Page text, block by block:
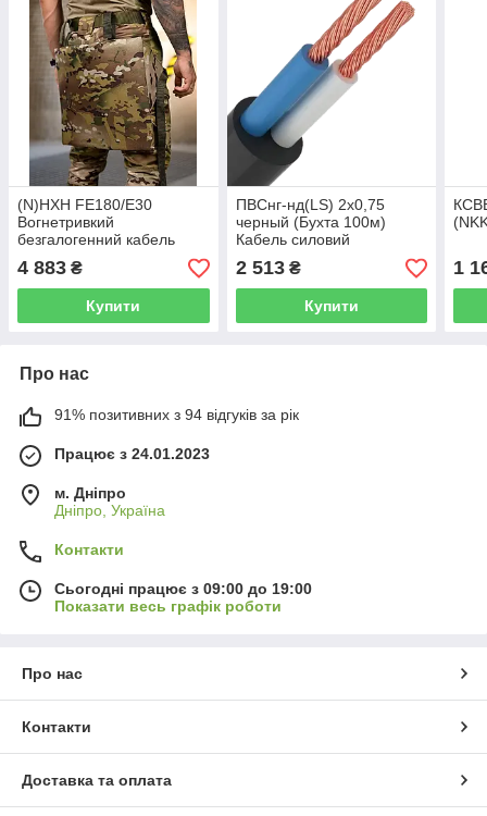
(N)HXH FE180/E30
Вогнетривкий
безгалогенний кабель
3x1,5 0,66/1kV 100м
4 883 ₴
Купити
ПВСнг-нд(LS) 2х0,75
черный (Бухта 100м)
Кабель силовий
2 513₴
Купити
1
Про нас
91% позитивних з 94 відгуків за рік
Працює з 24.01.2023
м. Дніпро
Дніпро, Україна
Контакти
Сьогодні працює з 09:00 до 19:00
Показати весь графік роботи
Про нас
Контакти
Доставка та оплата